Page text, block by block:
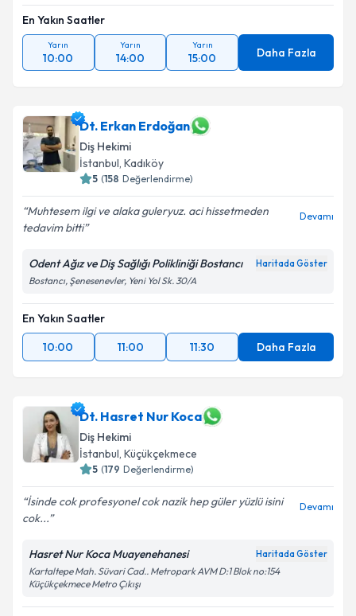
En Yakın Saatler
Yarın
10:00
Yarın
14:00
Yarın
15:00 Daha Fazla
Dt. Erkan Erdoğan
Diş Hekimi
İstanbul, Kadıköy
5 (158 Değerlendirme)
Muhtesem ilgi ve alaka guleryuz. aci hissetmeden
tedavim bitti
Devamı
Odent Ağız ve Diş Sağlığı Polikliniği Bostancı Haritada Göster
Bostancı, Şenesenevler, Yeni Yol Sk. 30/A
En Yakın Saatler
10:00
11:00 11:30 Daha Fazla
Dt. Hasret Nur Koca
Diş Hekimi
İstanbul, Küçükçekmece
5 (179 Değerlendirme)
İsinde cok profesyonel cok nazik hep güler yüzlü isini
cok...
Devamı
Hasret Nur Koca Muayenehanesi Haritada Göster
Kartaltepe Mah. Süvari Cad.. Metropark AVM D:1 Blok no:154
Küçükçekmece Metro Çıkışı